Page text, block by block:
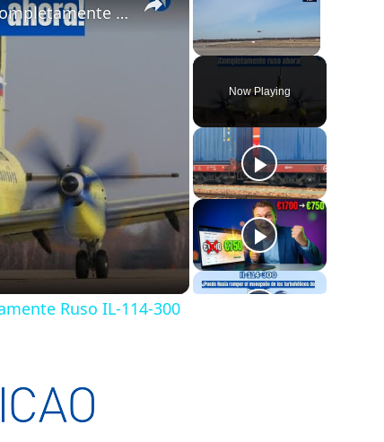
Unmute
Now Playing
Primer Vuelo del Turbohélice Regional Completamente Ruso IL-114-300
Ruso IL-114-300